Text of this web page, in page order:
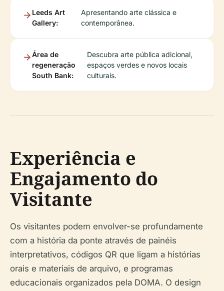
Leeds Art
Gallery:
Apresentando arte clássica e
contemporânea.
Área de
regeneração
South Bank:
Descubra arte pública adicional,
espaços verdes e novos locais
culturais.
Experiência e
Engajamento do
Visitante
Os visitantes podem envolver-se profundamente
com a história da ponte através de painéis
interpretativos, códigos QR que ligam a histórias
orais e materiais de arquivo, e programas
educacionais organizados pela DOMA. O design